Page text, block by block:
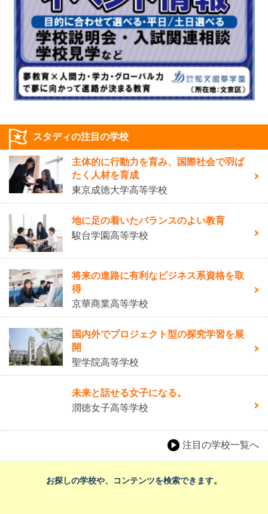
スタディの注目の学校
主体的に行動力を育み、国際社会で羽ば
たく人材を育成
東京成徳大学高等学校
地に足の着いたバランスのよい教育
駿台学園高等学校
将来の進路に有利なビジネス系資格を取
得
京華商業高等学校
国内外でプロジェクト型の探究学習を展
開
聖学院高等学校
未来と話せる女子になる。
潤徳女子高等学校
注目の学校一覧へ
お探しの学校や、コンテンツを検索できます。